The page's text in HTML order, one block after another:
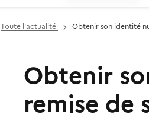
Toute l'actualité Obtenir son identité
Obtenir
remise de